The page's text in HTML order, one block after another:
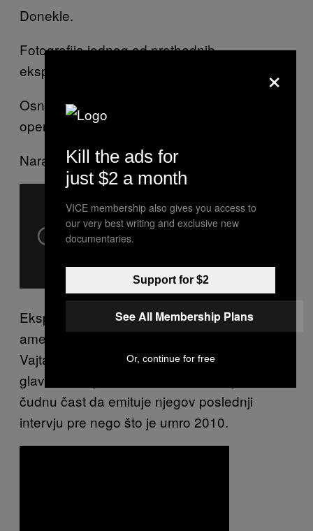
Donekle.
Fotografija jednog od prethodnih
eksperimenata
Osnovni dijagram kojim se objašnjava
operacija
Naravno, na internetu postoji i snimak.
Eksperiment Demikova je inspirisao
američkog naučnika, neurologa dr. Rovert
Vajta koji je obavio uspešne transplantacije
glave na majmunima. Motherboard je imao
čudnu čast da emituje njegov poslednji
intervju pre nego što je umro 2010.
×
Kill the ads for
just $2 a month
VICE membership also gives you access to
our very best writing and exclusive new
documentaries.
Support for $2
See All Membership Plans
Or, continue for free